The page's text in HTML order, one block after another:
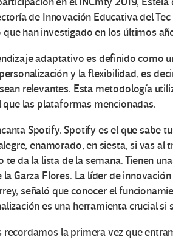
de Innovación Educativa del
que han investigado en los últimos
adaptativo es definido como
y la flexibilidad, es
relevantes. Esta metodología
que las plataformas mencionadas.
Spotify. Spotify es el que sabe
enamorado, en siesta, si vas al
te da la lista de la semana. Tienen
la Garza Flores. La líder de
señaló que conocer el
es una herramienta crucial
recordamos la primera vez que